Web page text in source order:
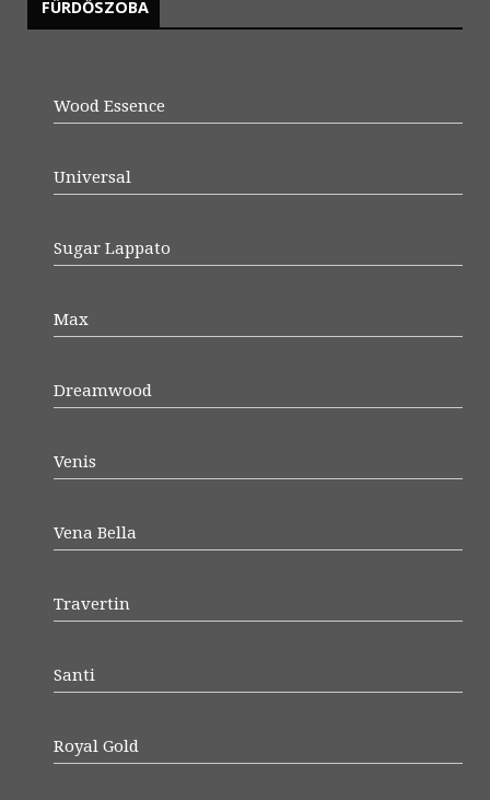
FÜRDŐSZOBA
Wood Essence
Universal
Sugar Lappato
Max
Dreamwood
Venis
Vena Bella
Travertin
Santi
Royal Gold